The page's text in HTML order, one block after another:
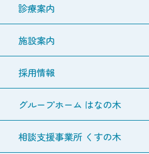
診療案内
施設案内
採用情報
グループホーム はなの木
相談支援事業所 くすの木